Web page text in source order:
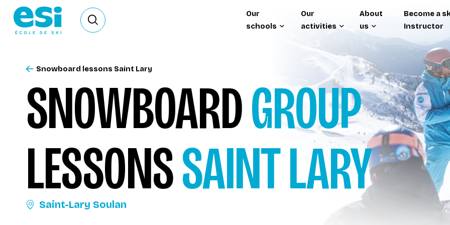
Ouvrir le formulaire de recherche
Our
schools
Our
activities
About
us
Become a
Instructor
SNOWBOARDGROUP
LESSONSSAINT LARY
Saint-Lary Soulan
Snowboard lessons Saint Lary